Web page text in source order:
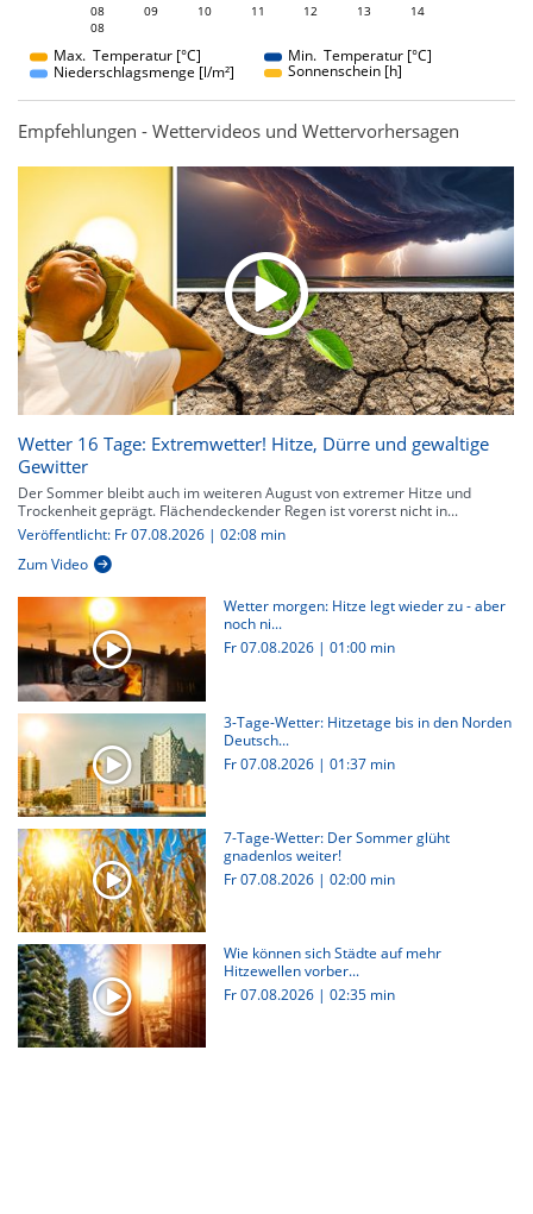
08
08
08
09 10 11 12 13 14
Max. Temperatur [°C]
Min. Temperatur [°C]
Niederschlagsmenge [l/m²]
Sonnenschein [h]
Empfehlungen - Wettervideos und Wettervorhersagen
Wetter 16 Tage: Extremwetter! Hitze, Dürre und gewaltige
Gewitter
Der Sommer bleibt auch im weiteren August von extremer Hitze und
Trockenheit geprägt. Flächendeckender Regen ist vorerst nicht in...
Veröffentlicht: Fr 07.08.2026 | 02:08 min
Zum Video
Wetter morgen: Hitze legt wieder zu - aber
noch ni...
Fr 07.08.2026 | 01:00 min
3-Tage-Wetter: Hitzetage bis in den Norden
Deutsch...
Fr 07.08.2026 | 01:37 min
7-Tage-Wetter: Der Sommer glüht
gnadenlos weiter!
Fr 07.08.2026 | 02:00 min
Wie können sich Städte auf mehr
Hitzewellen vorber...
Fr 07.08.2026 | 02:35 min